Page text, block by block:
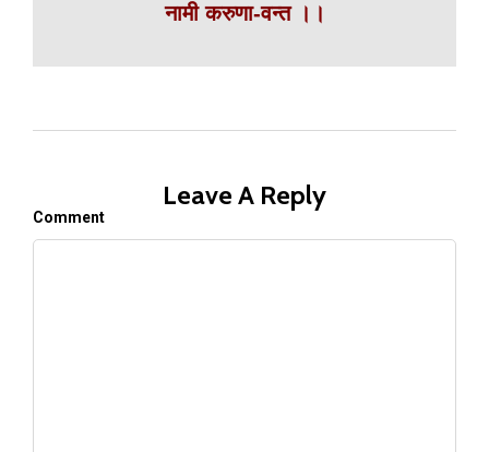
नामी करुणा-वन्त ।।
Leave A Reply
Comment